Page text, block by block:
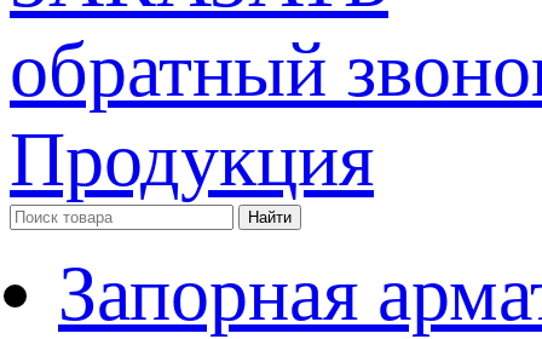
обратный
Продукция
Запорная